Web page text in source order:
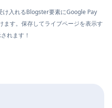
け入れるBlogster要素にGoogle Pay
ます。保存してライブページを表示す
れます！